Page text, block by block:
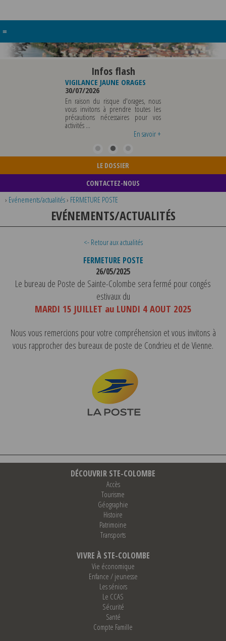
≡
Infos flash
VIGILANCE JAUNE ORAGES
30/07/2026
En raison du risque d'orages, nous
vous invitons à prendre toutes les
précautions nécessaires pour vos
activités ...
En savoir +
LE DOSSIER
CONTACTEZ-NOUS
› Evénements/actualités› FERMETURE POSTE
EVÉNEMENTS/ACTUALITÉS
<- Retour aux actualités
FERMETURE POSTE
26/05/2025
Le bureau de Poste de Sainte-Colombe sera fermé pour congés
estivaux du
MARDI 15 JUILLET au LUNDI 4 AOUT 2025
Nous vous remercions pour votre compréhension et vous invitons à
vous rapprocher des bureaux de poste de Condrieu et de Vienne.
DÉCOUVRIR STE-COLOMBE
Accès
Tourisme
Géographie
Histoire
Patrimoine
Transports
VIVRE À STE-COLOMBE
Vie économique
Enfance / jeunesse
Les séniors
Le CCAS
Sécurité
Santé
Compte Famille